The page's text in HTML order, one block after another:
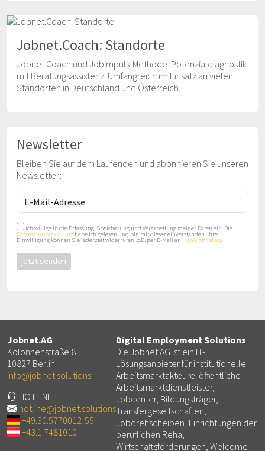
Jobnet.Coach: Standorte
Jobnet.Coach und Jobimpuls-Methode: Potenzialdiagnostik
mit Beratungsassistenz. Umfangreich im Einsatz an vielen
Standorten in Deutschland und Österreich.
Newsletter
Bleiben Sie auf dem Laufenden und abonnieren Sie unseren
Newsletter:
Ich willige in die Erfassung, Speicherung und Verarbeitung meiner Daten ein. Die
Datenschutzerklärung habe ich gelesen und bin mit dieser einverstanden. Ihre
Einwilligung können Sie jederzeit widerrufen, z.B. per E-Mail an info@jobnet.ag.
Jobnet.AG
Kolonnenstraße 8
10827 Berlin
info@jobnet.solutions
HOTLINE
hotline@jobnet.solutions
+49.30.5770012-55
+43.1.7481010
Digital Employment Solutions
Die Jobnet.AG ist ein IT-
Lösungsanbieter für institutionelle
Arbeitsmarktakteure: öffentliche
Arbeitsmarktdienstleister,
Jobcenter, Bildungsträger,
Transfergesellschaften,
Jobdrehscheiben, Einrichtungen der
beruflichen Reha,
Wirtschaftsförderungen, Welcome